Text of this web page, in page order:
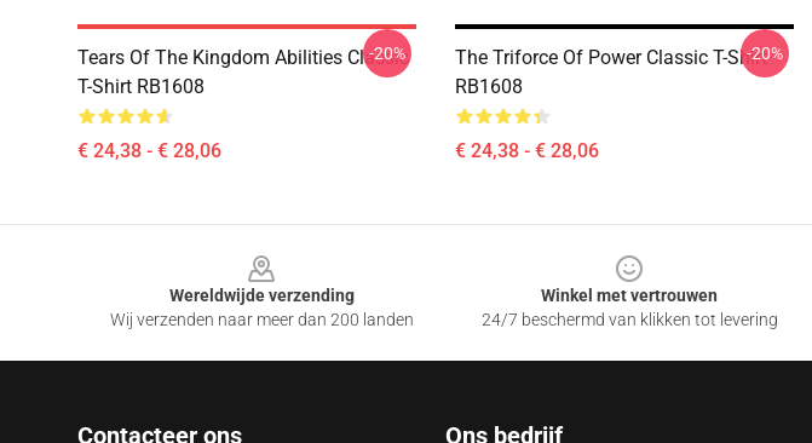
Tears Of The Kingdom Abilities Classic
T-Shirt RB1608
€ 24,38 - € 28,06
-20%
The Triforce Of Power Classic T-Shirt
RB1608
€ 24,38 - € 28,06
-20%
Wereldwijde verzending
Wij verzenden naar meer dan 200 landen
Winkel met vertrouwen
24/7 beschermd van klikken tot levering
Contacteer ons Ons bedrijf